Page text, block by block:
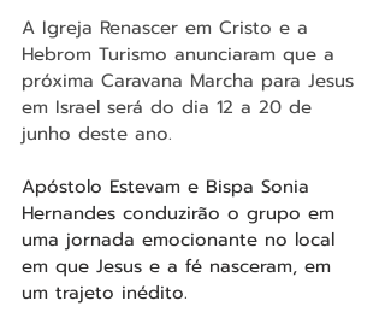
A Igreja Renascer em Cristo e a
Hebrom Turismo anunciaram que a
próxima Caravana Marcha para Jesus
em Israel será do dia 12 a 20 de
junho deste ano.
Apóstolo Estevam e Bispa Sonia
Hernandes conduzirão o grupo em
uma jornada emocionante no local
em que Jesus e a fé nasceram, em
um trajeto inédito.